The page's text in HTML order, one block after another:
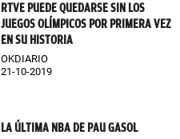
RTVE PUEDE QUEDARSE SIN LOS
JUEGOS OLÍMPICOS POR PRIMERA VEZ
EN SU HISTORIA
OKDIARIO
21-10-2019
LA ÚLTIMA NBA DE PAU GASOL